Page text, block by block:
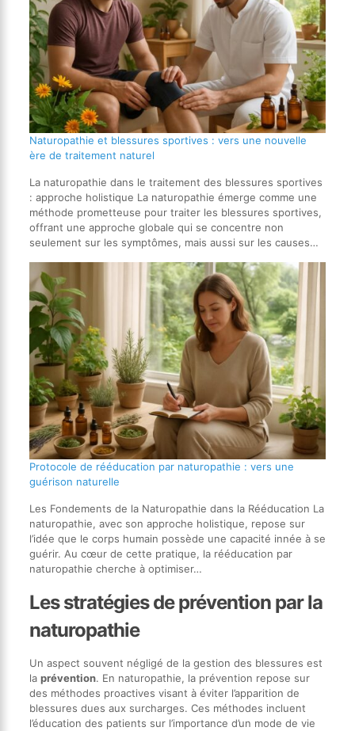
Naturopathie et blessures sportives : vers une nouvelle
ère de traitement naturel
La naturopathie dans le traitement des blessures sportives
: approche holistique La naturopathie émerge comme une
méthode prometteuse pour traiter les blessures sportives,
offrant une approche globale qui se concentre non
seulement sur les symptômes, mais aussi sur les causes…
Protocole de rééducation par naturopathie : vers une
guérison naturelle
Les Fondements de la Naturopathie dans la Rééducation La
naturopathie, avec son approche holistique, repose sur
l’idée que le corps humain possède une capacité innée à se
guérir. Au cœur de cette pratique, la rééducation par
naturopathie cherche à optimiser…
Les stratégies de prévention par la
naturopathie
Un aspect souvent négligé de la gestion des blessures est
la prévention. En naturopathie, la prévention repose sur
des méthodes proactives visant à éviter l’apparition de
blessures dues aux surcharges. Ces méthodes incluent
l’éducation des patients sur l’importance d’un mode de vie